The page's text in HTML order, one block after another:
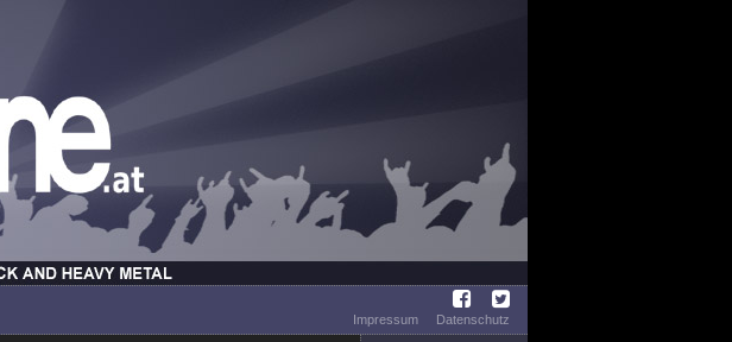
Impressum
Datenschutz